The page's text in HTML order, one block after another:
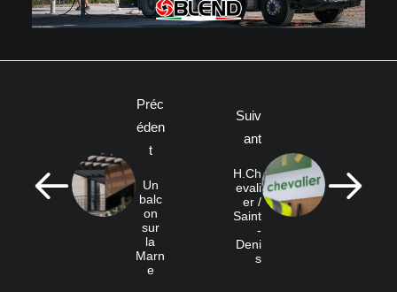
Préc
éden
t
Un
balc
on
sur
la
Marn
e
Suiv
ant
H.Ch
evali
er /
Saint
-
Deni
s